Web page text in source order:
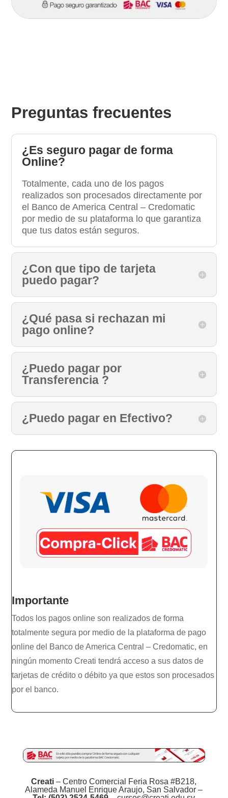
Preguntas frecuentes
¿Es seguro pagar de forma
Online?
Totalmente, cada uno de los pagos
realizados son procesados directamente por
el Banco de America Central – Credomatic
por medio de su plataforma lo que garantiza
que tus datos están seguros.
¿Con que tipo de tarjeta
puedo pagar?
¿Qué pasa si rechazan mi
pago online?
¿Puedo pagar por
Transferencia ?
¿Puedo pagar en Efectivo?
Importante
Todos los pagos online son realizados de forma
totalmente segura por medio de la plataforma de pago
online del Banco de America Central – Credomatic, en
ningún momento Creati tendrá acceso a sus datos de
tarjetas de crédito o débito ya que estos son procesados
por el banco.
Creati – Centro Comercial Feria Rosa #B218,
Alameda Manuel Enrique Araujo, San Salvador –